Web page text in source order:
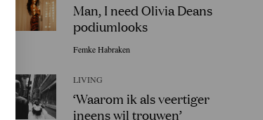
Man, I need Olivia Deans
podiumlooks
Femke Habraken
LIVING
‘Waarom ik als veertiger
ineens wil trouwen’